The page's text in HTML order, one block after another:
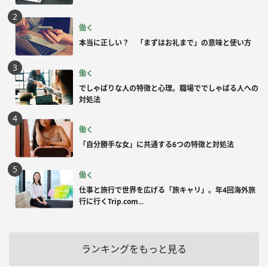
働く
本当に正しい？ 「まずはお礼まで」の意味と使い方
働く
でしゃばりな人の特徴と心理。職場ででしゃばる人への
対処法
働く
「自分勝手な女」に共通する6つの特徴と対処法
働く
仕事と旅行で世界を広げる「旅キャリ」。年4回海外旅
行に行くTrip.com...
ランキングをもっと見る